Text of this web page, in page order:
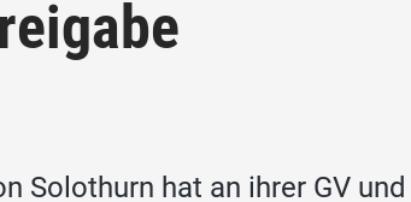
Solothurn hat an ihrer GV